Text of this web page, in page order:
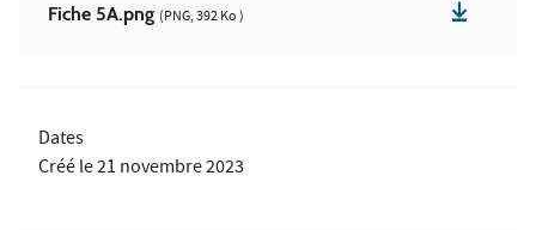
Fiche 5A.png (PNG, 392 Ko )
Dates
Créé le21 novembre 2023